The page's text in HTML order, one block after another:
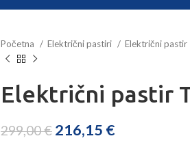
Početna Električni pastiri Električni pastir
Električni pastir
299,00€ 216,15 €